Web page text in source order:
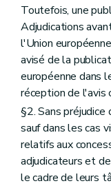
Toutefois, une
Adjudications
l'Union
avisé de la
européenne dans
réception de l'avis
§2. Sans
sauf dans les cas
relatifs aux
adjudicateurs et
le cadre de leurs